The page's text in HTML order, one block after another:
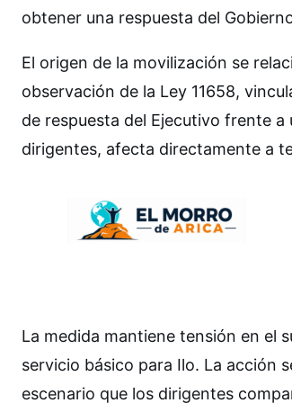
obtener una respuesta del
El origen de la movilización se
observación de la Ley 11658,
de respuesta del Ejecutivo frente
dirigentes, afecta directamente a
La medida mantiene tensión en el
servicio básico para Ilo. La acción
escenario que los dirigentes